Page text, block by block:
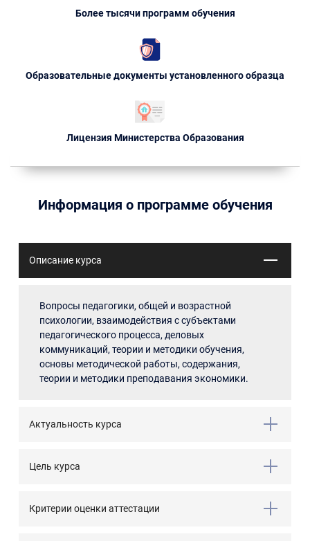
Более тысячи программ обучения
Образовательные документы установленного образца
Лицензия Министерства Образования
Информация о программе обучения
Описание курса
Вопросы педагогики, общей и возрастной
психологии, взаимодействия с субъектами
педагогического процесса, деловых
коммуникаций, теории и методики обучения,
основы методической работы, содержания,
теории и методики преподавания экономики.
Актуальность курса
Цель курса
Критерии оценки аттестации